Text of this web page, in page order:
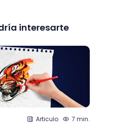
interesarte
Articulo 7 min.